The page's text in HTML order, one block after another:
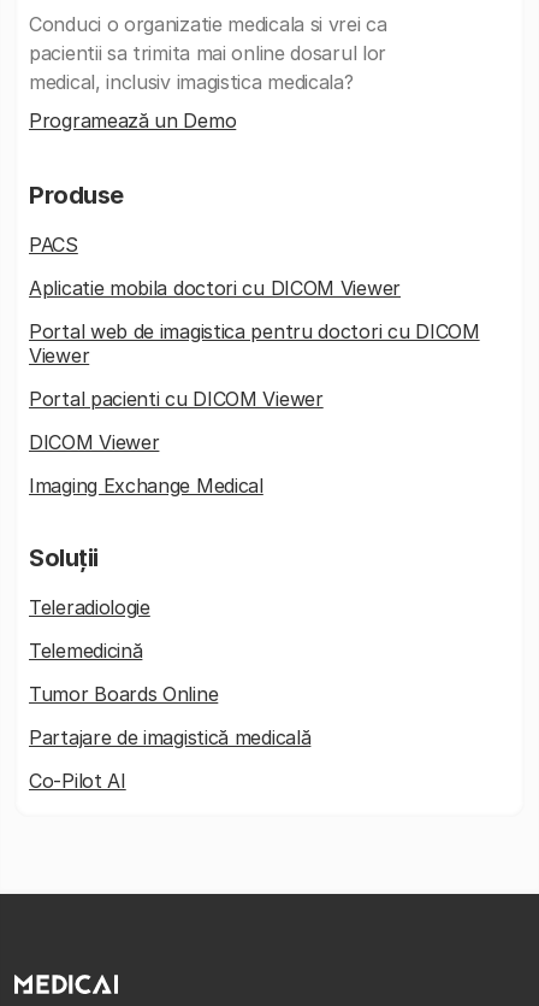
Conduci o organizatie medicala si vrei ca
pacientii sa trimita mai online dosarul lor
medical, inclusiv imagistica medicala?
Programează un Demo
Produse
PACS
Aplicatie mobila doctori cu DICOM Viewer
Portal web de imagistica pentru doctori cu DICOM
Viewer
Portal pacienti cu DICOM Viewer
DICOM Viewer
Imaging Exchange Medical
Soluții
Teleradiologie
Telemedicină
Tumor Boards Online
Partajare de imagistică medicală
Co-Pilot AI